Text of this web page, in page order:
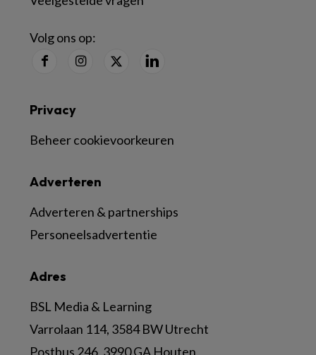
Volg ons op:
Adres
BSL Media & Learning
Varrolaan 114, 3584 BW Utrecht
Postbus 246, 3990 GA Houten
Adverteren
Adverteren & partnerships
Personeelsadvertentie
Privacy
Beheer cookievoorkeuren